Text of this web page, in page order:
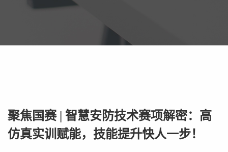
聚焦国赛 | 智慧安防技术赛项解密：高
仿真实训赋能，技能提升快人一步！